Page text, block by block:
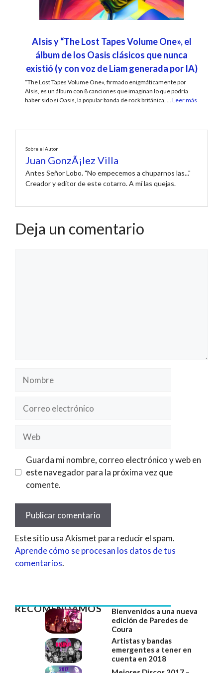
AIsis y “The Lost Tapes Volume One», el
álbum de los Oasis clásicos que nunca
existió (y con voz de Liam generada por IA)
“The Lost Tapes Volume One», firmado enigmáticamente por
AIsis, es un álbum con 8 canciones que imaginan lo que podría
haber sido si Oasis, la popular banda de rock británica, ... Leer más
Sobre el Autor
Juan GonzÃ¡lez Villa
Antes Señor Lobo. "No empecemos a chuparnos las..."
Creador y editor de este cotarro. A mí las quejas.
Deja un comentario
electrónico
Guarda mi nombre, correo electrónico y web en
este navegador para la próxima vez que
comente.
Este sitio usa Akismet para reducir el spam.
Aprende cómo se procesan los datos de tus
comentarios.
RECOMENDAMOS
Bienvenidos a una nueva
edición de Paredes de
Coura
Artistas y bandas
emergentes a tener en
cuenta en 2018